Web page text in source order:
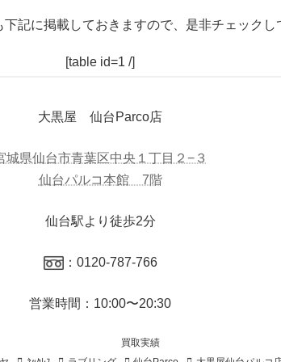
記に掲載しておきますので、是非チェックし
[table id=1 /]
大黒屋 仙台Parco店
城県仙台市青葉区中央１丁目２−３
仙台パルコ本館 7階
仙台駅より徒歩2分
：0120-787-766
営業時間：10:00〜20:30
買取実績